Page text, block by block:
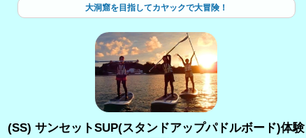
大洞窟を目指してカヤックで大冒険！
(SS) サンセットSUP(スタンドアップパドルボード)体験